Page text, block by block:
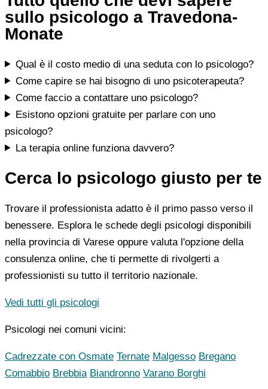
sullo psicologo a Travedona-
Monate
Qual è il costo medio di una seduta con lo psicologo?
Come capire se hai bisogno di uno psicoterapeuta?
Come faccio a contattare uno psicologo?
Esistono opzioni gratuite per parlare con uno
psicologo?
La terapia online funziona davvero?
Cerca lo psicologo giusto per te
Trovare il professionista adatto è il primo passo verso il
benessere. Esplora le schede degli psicologi disponibili
nella provincia di Varese oppure valuta l'opzione della
consulenza online, che ti permette di rivolgerti a
professionisti su tutto il territorio nazionale.
Vedi tutti gli psicologi
Psicologi nei comuni vicini:
Cadrezzate con Osmate Ternate Malgesso Bregano
Comabbio Brebbia Biandronno Varano Borghi